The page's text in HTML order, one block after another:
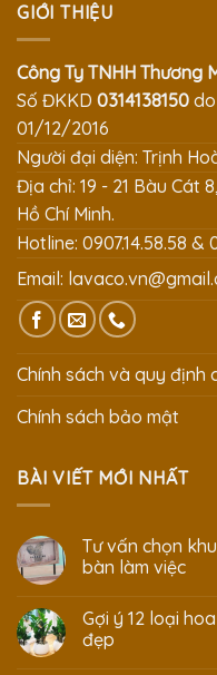
GIỚI THIỆU
Công Ty TNHH Thương
Số ĐKKD 0314138150
01/12/2016
Người đại diện: Trịnh
Địa chỉ: 19 - 21 Bàu Cát
Hồ Chí Minh.
Hotline: 0907.14.58.58 &
Email:
Chính sách và quy định
Chính sách bảo mật
BÀI VIẾT MỚI NHẤT
Tư vấn chọn
bàn làm việc
Gợi ý 12 loại
đẹp